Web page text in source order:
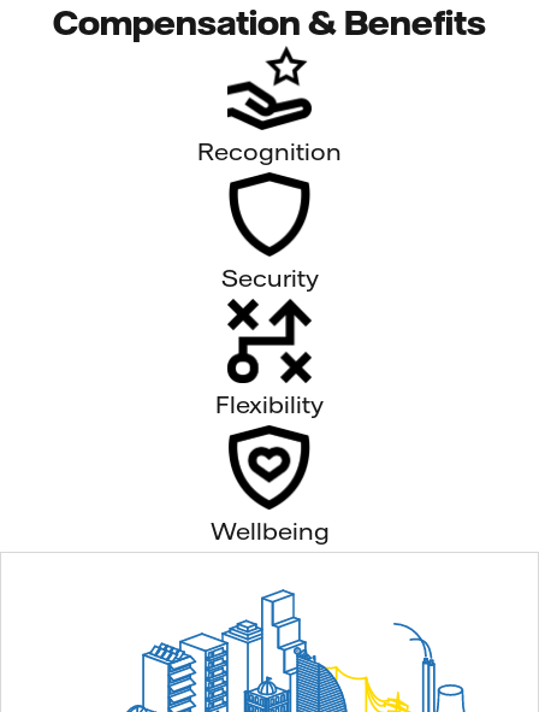
Compensation & Benefits
Recognition
Security
Flexibility
Wellbeing